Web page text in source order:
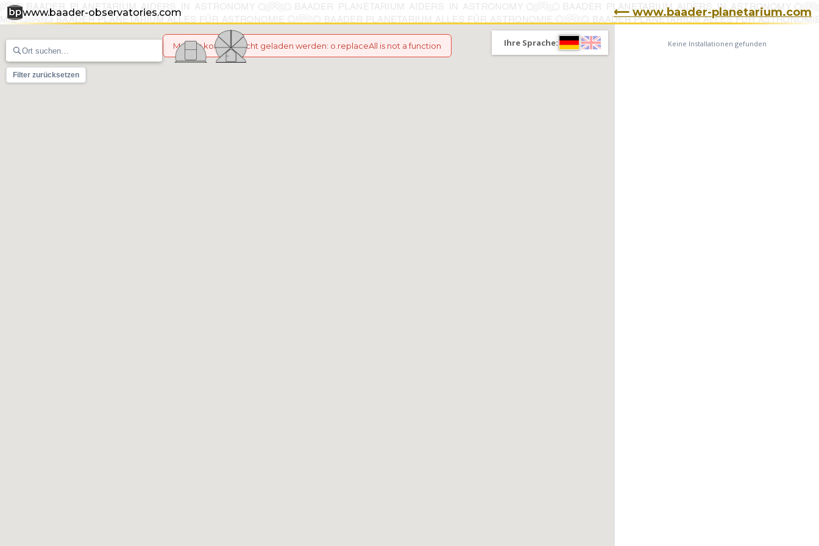
www.baader-observatories.com ⟵ www.baader-planetarium.com
Marker konnten nicht geladen werden: o.replaceAll is not a function
Filter zurücksetzen
Ihre Sprache: Keine Installationen gefunden